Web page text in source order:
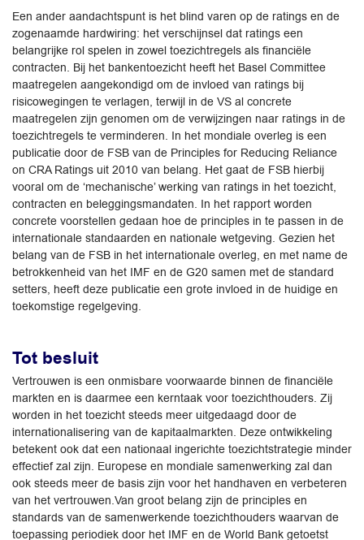
Een ander aandachtspunt is het blind varen op de ratings en de
zogenaamde hardwiring: het verschijnsel dat ratings een
belangrijke rol spelen in zowel toezichtregels als financiële
contracten. Bij het bankentoezicht heeft het Basel Committee
maatregelen aangekondigd om de invloed van ratings bij
risicowegingen te verlagen, terwijl in de VS al concrete
maatregelen zijn genomen om de verwijzingen naar ratings in de
toezichtregels te verminderen. In het mondiale overleg is een
publicatie door de FSB van de Principles for Reducing Reliance
on CRA Ratings uit 2010 van belang. Het gaat de FSB hierbij
vooral om de ‘mechanische’ werking van ratings in het toezicht,
contracten en beleggingsmandaten. In het rapport worden
concrete voorstellen gedaan hoe de principles in te passen in de
internationale standaarden en nationale wetgeving. Gezien het
belang van de FSB in het internationale overleg, en met name de
betrokkenheid van het IMF en de G20 samen met de standard
setters, heeft deze publicatie een grote invloed in de huidige en
toekomstige regelgeving.
Tot besluit
Vertrouwen is een onmisbare voorwaarde binnen de financiële
markten en is daarmee een kerntaak voor toezichthouders. Zij
worden in het toezicht steeds meer uitgedaagd door de
internationalisering van de kapitaalmarkten. Deze ontwikkeling
betekent ook dat een nationaal ingerichte toezichtstrategie minder
effectief zal zijn. Europese en mondiale samenwerking zal dan
ook steeds meer de basis zijn voor het handhaven en verbeteren
van het vertrouwen.Van groot belang zijn de principles en
standards van de samenwerkende toezichthouders waarvan de
toepassing periodiek door het IMF en de World Bank getoetst